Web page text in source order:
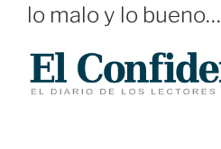
lo malo y lo bueno…